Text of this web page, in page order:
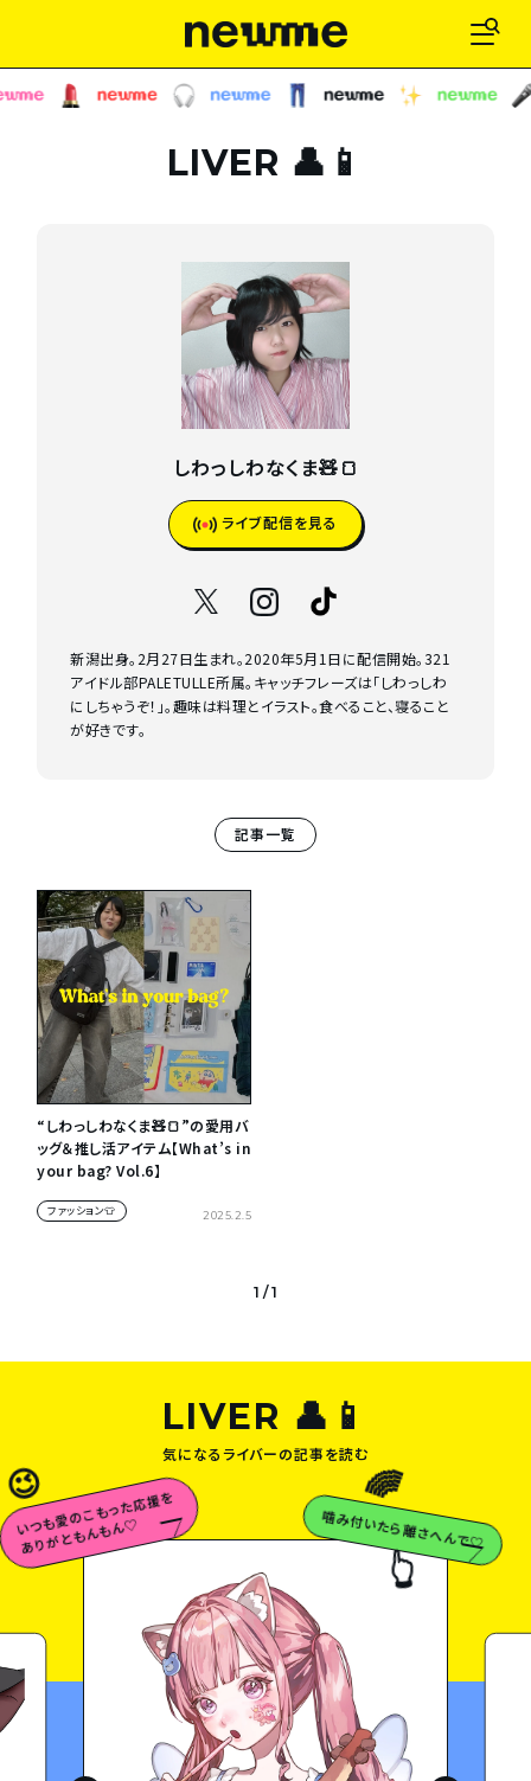
LIVER 👤📱
しわっしわなくま🧸🍞
ライブ配信を見る
新潟出身。2月27日生まれ。2020年5月1日に配信開始。321
アイドル部PALETULLE所属。キャッチフレーズは「しわっしわ
にしちゃうぞ！」。趣味は料理とイラスト。食べること、寝ること
が好きです。
記事一覧
“しわっしわなくま🧸🍞”の愛用バ
ッグ＆推し活アイテム【What’s in
your bag? Vol.6】
ファッション👕 2025.2.5
1 / 1
LIVER 👤📱
気になるライバーの記事を読む
ﾞうﾞ‼︎‼︎‼︎
😉
い
つ
も
愛
の
こ
も
っ
た
応
援
を
あ
り
が
と
も
ん
も
ん
♡
🌈
👆
噛み付いたら離さへんで♡
みんなも大好き